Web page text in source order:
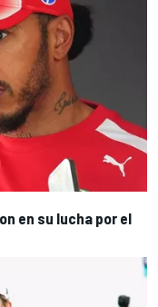
en su lucha por el